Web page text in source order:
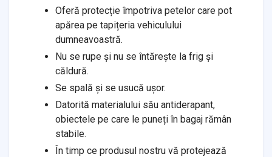
Oferă protecție împotriva petelor care pot
apărea pe tapițeria vehiculului
dumneavoastră.
Nu se rupe și nu se întărește la frig și
căldură.
Se spală și se usucă ușor.
Datorită materialului său antiderapant,
obiectele pe care le puneți în bagaj rămân
stabile.
În timp ce produsul nostru vă protejează